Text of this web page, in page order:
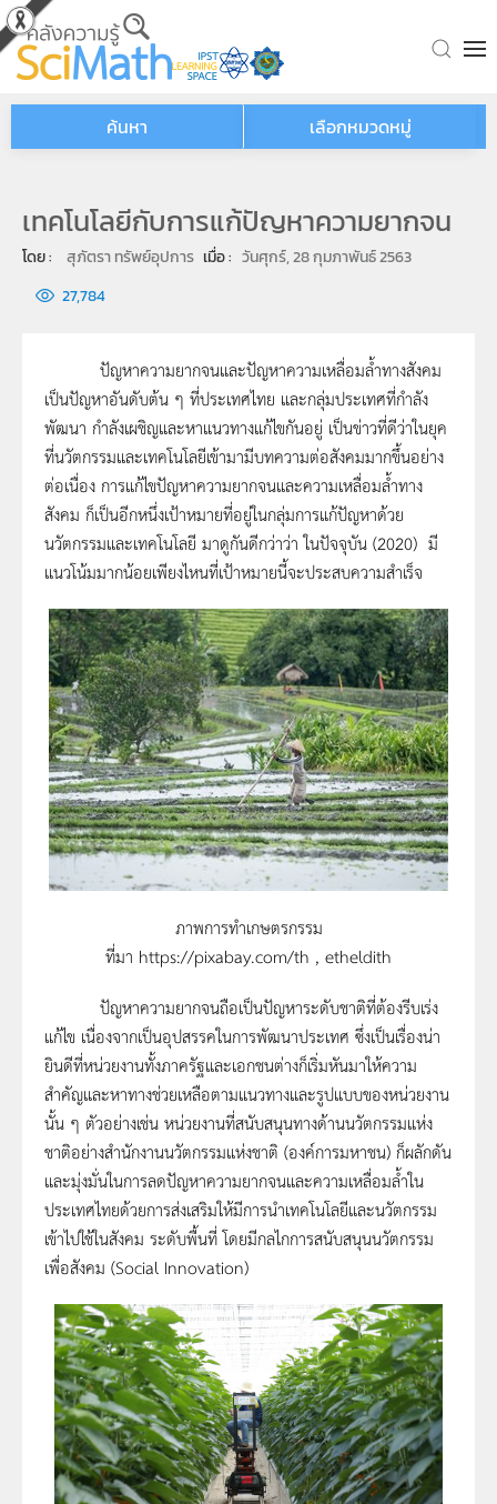
Skip to main content
ค้นหา เลือกหมวดหมู่
เทคโนโลยีกับการแก้ปัญหาความยากจน
โดย : สุภัตรา ทรัพย์อุปการ เมื่อ : วันศุกร์, 28 กุมภาพันธ์ 2563
27,784
ปัญหาความยากจนและปัญหาความเหลื่อมล้ำทางสังคม
เป็นปัญหาอันดับต้น ๆ ที่ประเทศไทย และกลุ่มประเทศที่กำลัง
พัฒนา กำลังเผชิญและหาแนวทางแก้ไขกันอยู่ เป็นข่าวที่ดีว่าในยุค
ที่นวัตกรรมและเทคโนโลยีเข้ามามีบทความต่อสังคมมากขึ้นอย่าง
ต่อเนื่อง การแก้ไขปัญหาความยากจนและความเหลื่อมล้ำทาง
สังคม ก็เป็นอีกหนึ่งเป้าหมายที่อยู่ในกลุ่มการแก้ปัญหาด้วย
นวัตกรรมและเทคโนโลยี มาดูกันดีกว่าว่า ในปัจจุบัน (2020) มี
แนวโน้มมากน้อยเพียงไหนที่เป้าหมายนี้จะประสบความสำเร็จ
ภาพการทำเกษตรกรรม
ที่มา https://pixabay.com/th , etheldith
ปัญหาความยากจนถือเป็นปัญหาระดับชาติที่ต้องรีบเร่ง
แก้ไข เนื่องจากเป็นอุปสรรคในการพัฒนาประเทศ ซึ่งเป็นเรื่องน่า
ยินดีที่หน่วยงานทั้งภาครัฐและเอกชนต่างก็เริ่มหันมาให้ความ
สำคัญและหาทางช่วยเหลือตามแนวทางและรูปแบบของหน่วยงาน
นั้น ๆ ตัวอย่างเช่น หน่วยงานที่สนับสนุนทางด้านนวัตกรรมแห่ง
ชาติอย่างสำนักงานนวัตกรรมแห่งชาติ (องค์การมหาชน) ก็ผลักดัน
และมุ่งมั่นในการลดปัญหาความยากจนและความเหลื่อมล้ำใน
ประเทศไทยด้วยการส่งเสริมให้มีการนำเทคโนโลยีและนวัตกรรม
เข้าไปใช้ในสังคม ระดับพื้นที่ โดยมีกลไกการสนับสนุนนวัตกรรม
เพื่อสังคม (Social Innovation)